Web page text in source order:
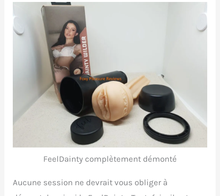
FeelDainty complètement démonté
Aucune session ne devrait vous obliger à